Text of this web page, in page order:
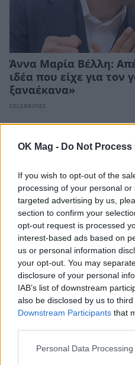
OK Mag - Do Not
If you wish to opt-out of the
processing of your personal
targeted advertising by us,
section to confirm your
opt-out request is processed
interest-based ads based on
us or personal information
your opt-out. You may
disclosure of your personal
IAB’s list of downstream
also be disclosed by us to
Downstream Participants that
Personal Data
Άννα Μαρία Βέλλη:
ιδέα που είχε για τον
ξαναέκανα»
CELEBRITIES
Άριελ Κωνσταντινίδη:
καταλάβει τι έχει
Παπαμιχαήλ»